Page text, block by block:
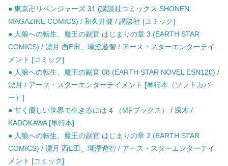
● 東京卍リベンジャーズ 31 (講談社コミックス SHONEN
MAGAZINE COMICS) / 和久井健 / 講談社 [コミック]
● 人狼への転生、魔王の副官 はじまりの章 3 (EARTH STAR
COMICS) / 漂月 西E田、瑚澄遊智 / アース・スターエンターテイ
メント [コミック]
● 人狼への転生、魔王の副官 08 (EARTH STAR NOVEL ESN120) /
漂月 / アース・スターエンターテイメント [単行本（ソフトカバ
ー）]
● 甘く優しい世界で生きるには 4 （MFブックス） / 深木 /
KADOKAWA [単行本]
● 人狼への転生、魔王の副官 はじまりの章 2 (EARTH STAR
COMICS) / 漂月 西E田、瑚澄遊智 / アース・スターエンターテイ
メント [コミック]